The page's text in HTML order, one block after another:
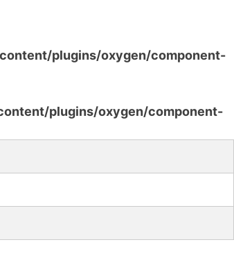
plugins/oxygen/component-
plugins/oxygen/component-